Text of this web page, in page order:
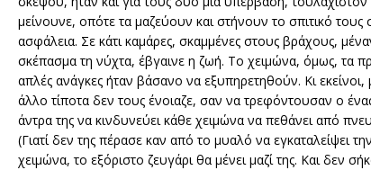
μείνουνε, οπότε τα μαζεύουν και στήνουν το σπιτικό
ασφάλεια. Σε κάτι καμάρες, σκαμμένες στους βράχους,
σκέπασμα τη νύχτα, έβγαινε η ζωή. Το χειμώνα, όμως, τα
απλές ανάγκες ήταν βάσανο να εξυπηρετηθούν. Κι
άλλο τίποτα δεν τους ένοιαζε, σαν να τρεφόντουσαν ο
άντρα της να κινδυνεύει κάθε χειμώνα να πεθάνει από
(Γιατί δεν της πέρασε καν από το μυαλό να εγκαταλείψει
χειμώνα, το εξόριστο ζευγάρι θα μένει μαζί της. Και δεν